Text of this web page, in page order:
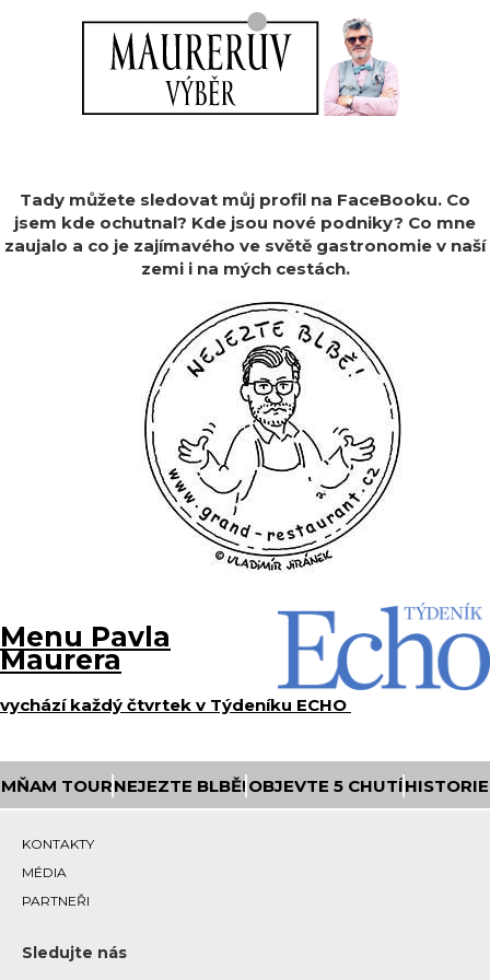
Tady můžete sledovat můj profil na FaceBooku. Co
jsem kde ochutnal? Kde jsou nové podniky? Co mne
zaujalo a co je zajímavého ve světě gastronomie v naší
zemi i na mých cestách.
Menu Pavla
Maurera
vychází každý čtvrtek v Týdeníku ECHO
MŇAM TOURNEJEZTE BLBĚ! OBJEVTE 5 CHUTÍHISTORIE
KONTAKTY
MÉDIA
PARTNEŘI
Sledujte nás